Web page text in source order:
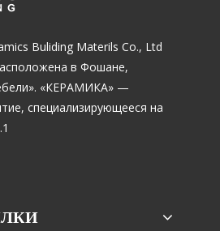
Buliding Materils Co., Ltd
в Фошане,
«КЕРАМИКА» —
специализирующееся на